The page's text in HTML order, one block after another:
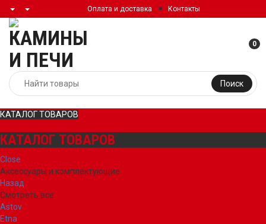
Оплата и доставка Контакты
Поиск
0
КАТАЛОГ ТОВАРОВ
КАТАЛОГ ТОВАРОВ
Close
Аксессуары и комплектующие
Назад
Смотреть все
Astov
Etna